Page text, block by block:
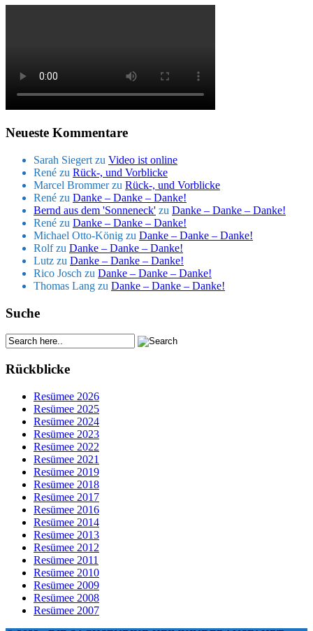
Neueste Kommentare
Sarah Siegert zu Video ist online
René zu Rück-, und Vorblicke
Marcel Brommerzu Rück-, und Vorblicke
René zu Danke – Danke – Danke!
Bernd aus dem 'Sonneneck' zu Danke – Danke – Danke!
René zu Danke – Danke – Danke!
Michael Otto-König zu Danke – Danke – Danke!
Rolfzu Danke – Danke – Danke!
Lutz zu Danke – Danke – Danke!
Rico Josch zu Danke – Danke – Danke!
Thomas Lang zu Danke – Danke – Danke!
Suche
Rückblicke
Resümee 2026
Resümee 2025
Resümee 2024
Resümee 2023
Resümee 2022
Resümee 2021
Resümee 2019
Resümee 2018
Resümee 2017
Resümee 2016
Resümee 2014
Resümee 2013
Resümee 2012
Resümee 2011
Resümee 2010
Resümee 2009
Resümee 2008
Resümee 2007